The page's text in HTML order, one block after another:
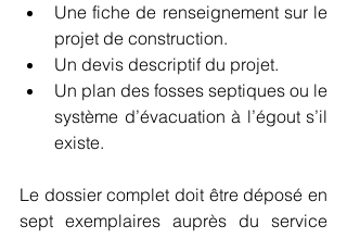
Une fiche de renseignement sur le
projet de construction.
Un devis descriptif du projet.
Un plan des fosses septiques ou le
système d’évacuation à l’égout s’il
existe.
Le dossier complet doit être déposé en
sept exemplaires auprès du service